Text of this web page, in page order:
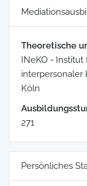
Theoretische
INeKO -
interpersonaler
Köln
271
Persönliches